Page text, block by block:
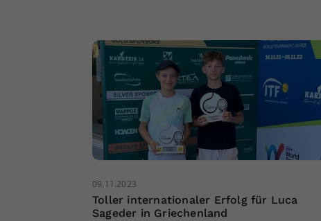
09.11.2023
Toller internationaler Erfolg für Luca
Sageder in Griechenland